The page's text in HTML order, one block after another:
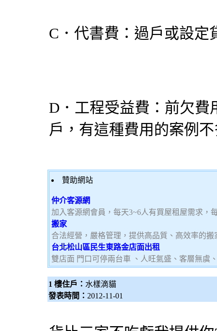
C．代書費：過戶或設定
D．工程受益費：前欠
戶，有這種費用的案例
贊助網站
仲介客源網
加入客源網會員，每天3~6人有買屋租屋需求，
搬家
合法經營，嚴格管理，提供高品質、高效率的
台北松山區民生東路金店面出租
雙店面 門口可停兩台車 、人旺氣盛、客層無虞
1 樓住戶： 水樣滴貓
發表時間： 2012-11-01